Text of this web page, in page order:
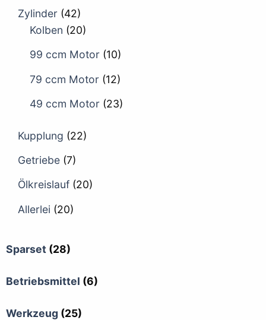
Zylinder (42)
Kolben (20)
99 ccm Motor (10)
79 ccm Motor (12)
49 ccm Motor (23)
Kupplung (22)
Getriebe (7)
Ölkreislauf (20)
Allerlei (20)
Sparset (28)
Betriebsmittel (6)
Werkzeug (25)